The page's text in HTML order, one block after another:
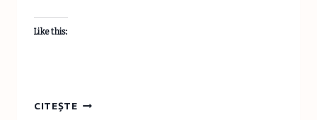
Like this:
CITEȘTEBOOK